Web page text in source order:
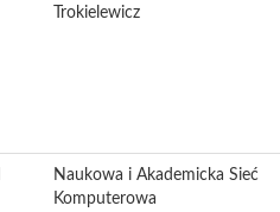
Trokielewicz
Naukowa i Akademicka Sieć
Komputerowa